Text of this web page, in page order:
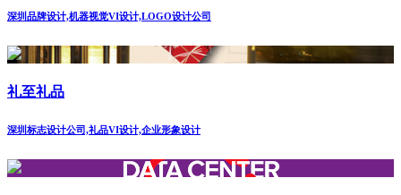
深圳品牌设计,机器视觉VI设计,LOGO设计公司
礼至礼品
深圳标志设计公司,礼品VI设计,企业形象设计